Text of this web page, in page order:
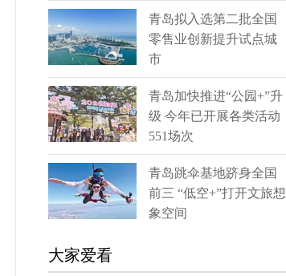
青岛拟入选第二批全国
零售业创新提升试点城
市
青岛加快推进“公园+”升
级 今年已开展各类活动
551场次
青岛跳伞基地跻身全国
前三 “低空+”打开文旅想
象空间
大家爱看